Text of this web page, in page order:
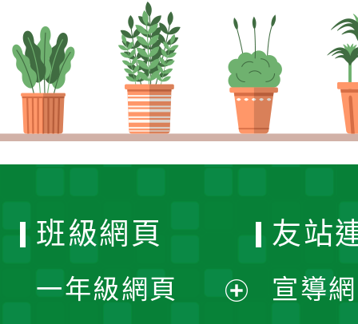
班級網頁
一年級網頁
友站
宣導